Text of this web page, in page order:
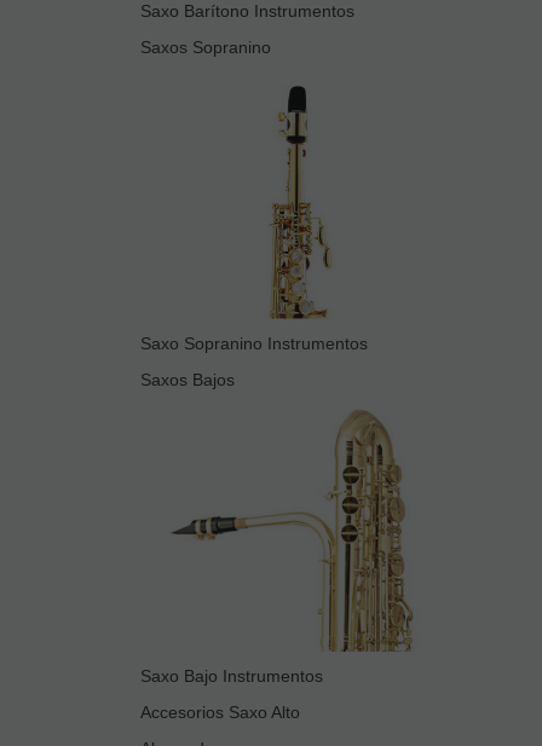
Saxo Barítono Instrumentos
Saxos Sopranino
Saxo Sopranino Instrumentos
Saxos Bajos
Saxo Bajo Instrumentos
Accesorios Saxo Alto